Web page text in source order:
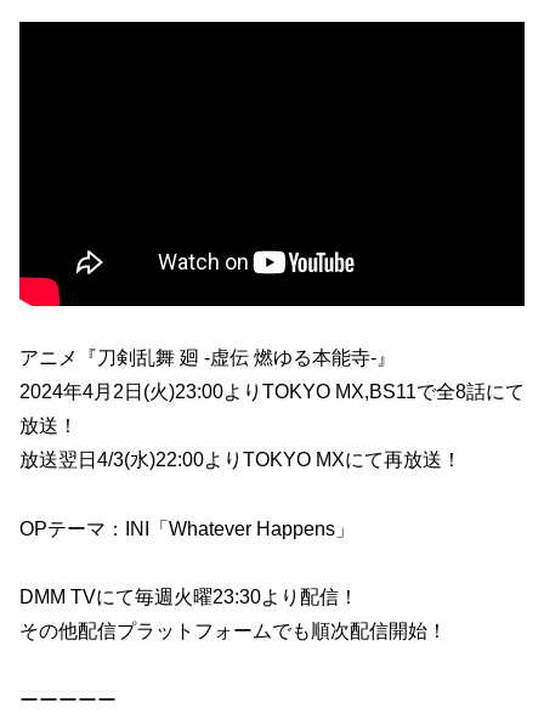
アニメ『刀剣乱舞 廻 -虚伝 燃ゆる本能寺-』
2024年4月2日(火)23:00よりTOKYO MX,BS11で全8話にて
放送！
放送翌日4/3(水)22:00よりTOKYO MXにて再放送！
OPテーマ：INI「Whatever Happens」
DMM TVにて毎週火曜23:30より配信！
その他配信プラットフォームでも順次配信開始！
ーーーーー